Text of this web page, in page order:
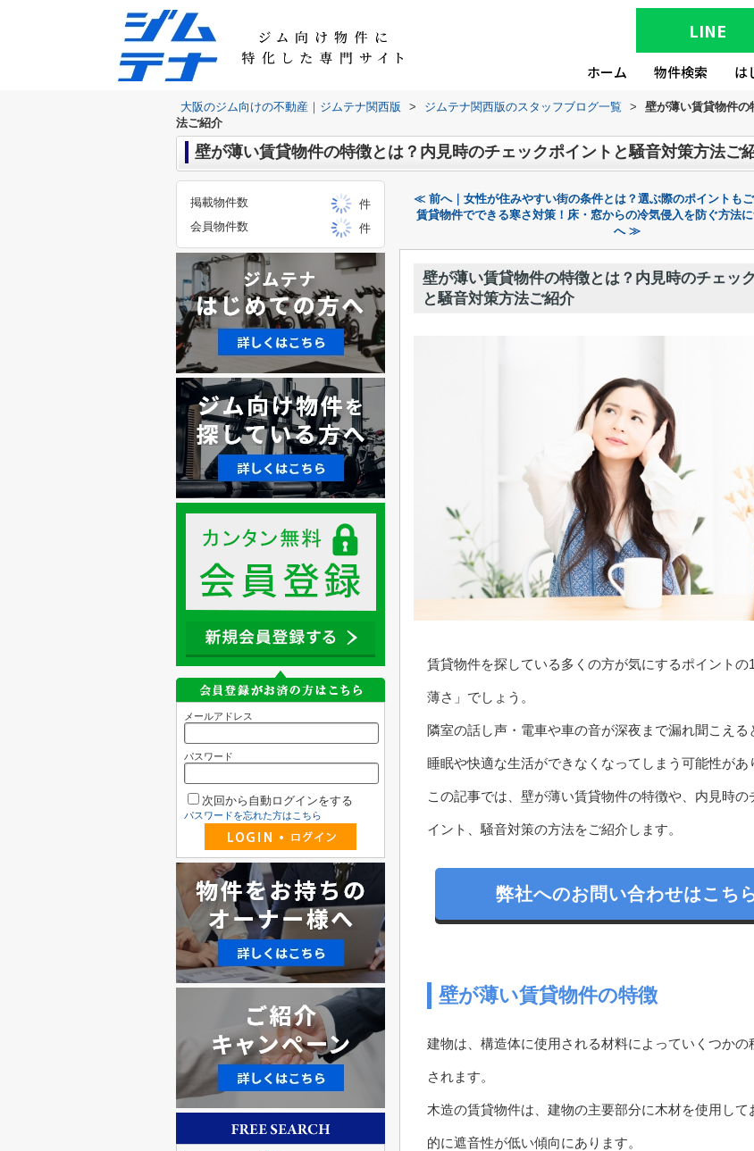
LINE
ホーム 物件検索 は
大阪のジム向けの不動産｜ジムテナ関西版 > ジムテナ関西版のスタッフブログ一覧 >
壁が薄い賃貸物件の
法ご紹介
壁が薄い賃貸物件の特徴とは？内見時のチェックポイントと騒音対策方法ご
≪ 前へ｜女性が住みやすい街の条件とは？選ぶ際のポイントも
賃貸物件でできる寒さ対策！床・窓からの冷気侵入を防ぐ方法
へ ≫
壁が薄い賃貸物件の特徴とは？内見時のチェッ
と騒音対策方法ご紹介
賃貸物件を探している多くの方が気にするポイントの
薄さ」でしょう。
隣室の話し声・電車や車の音が深夜まで漏れ聞こえる
睡眠や快適な生活ができなくなってしまう可能性があ
この記事では、壁が薄い賃貸物件の特徴や、内見時の
イント、騒音対策の方法をご紹介します。
弊社へのお問い合わせはこち
壁が薄い賃貸物件の特徴
建物は、構造体に使用される材料によっていくつかの
されます。
木造の賃貸物件は、建物の主要部分に木材を使用して
的に遮音性が低い傾向にあります。
掲載物件数
件
会員物件数
件
メールアドレス
パスワード
次回から自動ログインをする
パスワードを忘れた方はこちら